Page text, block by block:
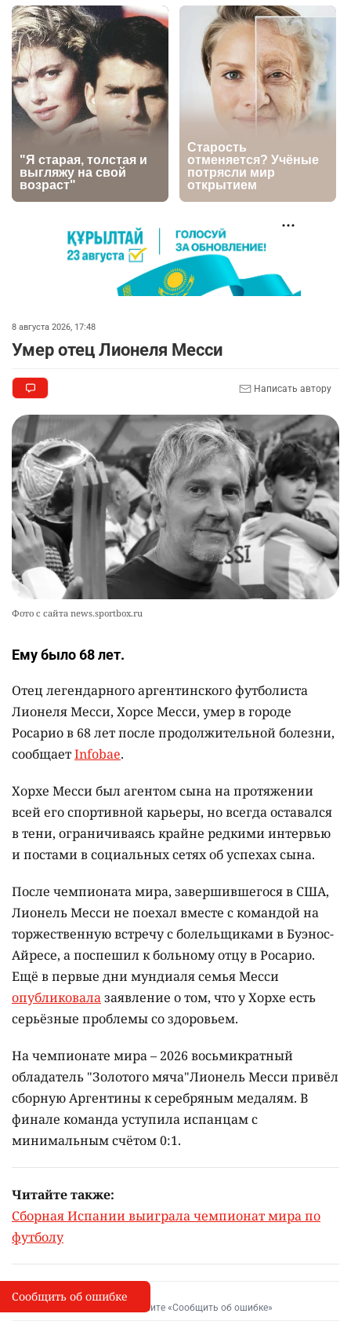
Казахстане продолжают расти цены на
баранину и конину
2676
5
⚠️ Доброе утро, друзья! Предлагаем обзор
главных новостей за 4 августа
2787 0 1
6
🗣Глава государства направил телеграмму
соболезнования родным и близким Халық
қаһарманы Ивана Гапича
2770 2 42
🇫🇷 Клуб ПСЖ объявил об открытии своей
футбольной академии в Астане
2 40
автокредиты за вознаграждение
2740 0 11
9
🦻 Казахстанцы смогут получать слуховые
2 26
10
💻 В школах Казахстана изменили название и
содержание некоторых предметов
2470 3 19
8 августа 2026, 17:48
Умер отец Лионеля Месси
Написать автору
Фото с сайта news.sportbox.ru
Ему было 68 лет.
Отец легендарного аргентинского футболиста
Лионеля Месси, Хорсе Месси, умер в городе
Росарио в 68 лет после продолжительной болезни,
сообщаетInfobae.
Хорхе Месси был агентом сына на протяжении
всей его спортивной карьеры, но всегда оставался
в тени, ограничиваясь крайне редкими интервью
и постами в социальных сетях об успехах сына.
После чемпионата мира, завершившегося в США,
Лионель Месси не поехал вместе с командой на
торжественную встречу с болельщиками в Буэнос-
Айресе, а поспешил к больному отцу в Росарио.
Ещё в первые дни мундиаля семья Месси
опубликовалазаявление о том, что у Хорхе есть
серьёзные проблемы со здоровьем.
На чемпионате мира – 2026 восьмикратный
обладатель "Золотого мяча"Лионель Месси привёл
сборную Аргентины к серебряным медалям. В
финале команда уступила испанцам с
минимальным счётом 0:1.
Читайте также:
Сборная Испании выиграла чемпионат мира по
футболу
I
Сообщить об опечатке
Выделите фрагмент и нажмите «Сообщить об ошибке»
Сообщить об ошибке